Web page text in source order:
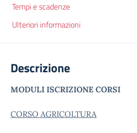
Tempi e scadenze
Ulteriori informazioni
Descrizione
MODULI ISCRIZIONE CORSI
CORSO AGRICOLTURA